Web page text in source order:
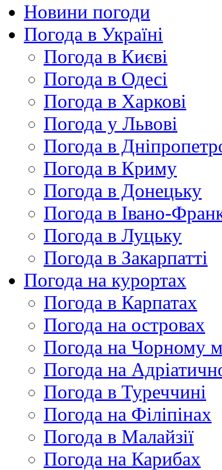
Новини погоди
Погода в Україні
Погода в Києві
Погода в Одесі
Погода в Харкові
Погода у Львові
Погода в
Погода в Криму
Погода в Донецьку
Погода в Івано-
Погода в Луцьку
Погода в Закарпатті
Погода на курортах
Погода в Карпатах
Погода на островах
Погода на Чорному
Погода на
Погода в Туреччині
Погода на Філіпінах
Погода в Малайзії
Погода на Карибах